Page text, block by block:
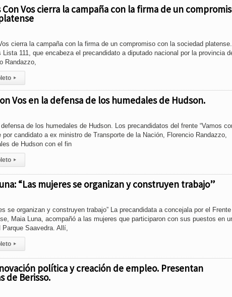
Con Vos cierra la campaña con la firma de un
cierra la campaña con la firma de un compromiso con la sociedad platense.
Lista 111, que encabeza el precandidato a diputado nacional por la provincia
Randazzo,
▸
Vos en la defensa de los humedales de Hudson.
de los humedales de Hudson. Los precandidatos del frente “Vamos
por candidato a ex ministro de Transporte de la Nación, Florencio Randazzo,
de Hudson con el fin
▸
“Las mujeres se organizan y construyen trabajo”
se organizan y construyen trabajo” La precandidata a concejala por el Frente
Maia Luna, acompañó a las mujeres que participaron con sus puestos en
Parque Saavedra. Allí,
▸
política y creación de empleo. Presentan
de Berisso.